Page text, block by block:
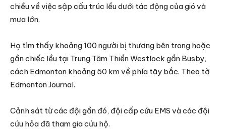
chiều về việc sập cấu trúc lều dưới tác động của gió và
mưa lớn.
Họ tìm thấy khoảng 100 người bị thương bên trong hoặc
gần chiếc lều tại Trung Tâm Thiền Westlock gần Busby,
cách Edmonton khoảng 50 km về phía tây bắc. Theo tờ
Edmonton Journal.
Cảnh sát từ các đội gần đó, đội cấp cứu EMS và các đội
cứu hỏa đã tham gia cứu hộ.